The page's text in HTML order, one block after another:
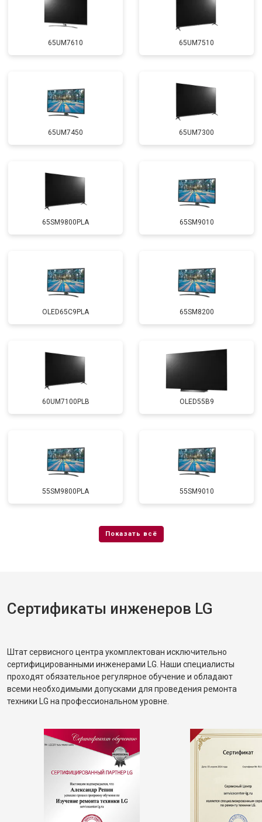
65UM7610 65UM7510
65UM7450 65UM7300
65SM9800PLA 65SM9010
OLED65C9PLA 65SM8200
60UM7100PLB OLED55B9
55SM9800PLA 55SM9010
Сертификаты инженеров LG
Штат сервисного центра укомплектован исключительно
сертифицированными инженерами LG. Наши специалисты
проходят обязательное регулярное обучение и обладают
всеми необходимыми допусками для проведения ремонта
техники LG на профессиональном уровне.